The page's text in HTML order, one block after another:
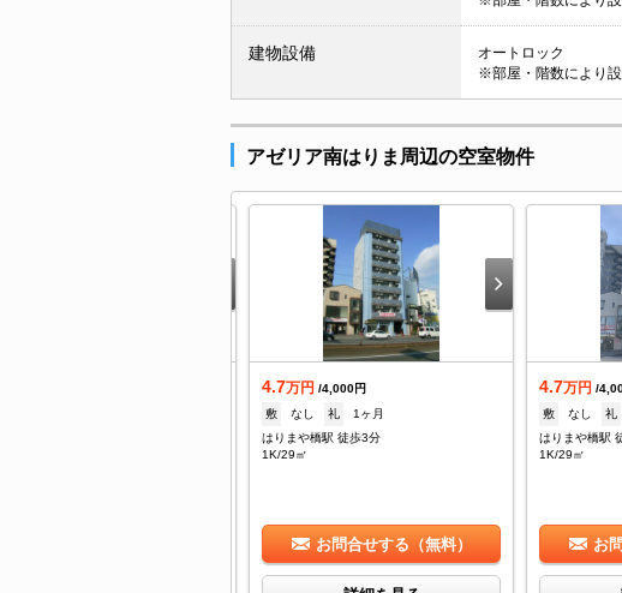
建物設備
オートロック
※部屋・階数により設
アゼリア南はりま周辺の空室物件
4.7万円 /4,000円
敷
なし 礼
1ヶ月
はりまや橋駅 徒歩3分
1K/29㎡
お問合せする（無料）
4.7万円 /
敷
なし 礼
はりまや橋駅
1K/29㎡
お